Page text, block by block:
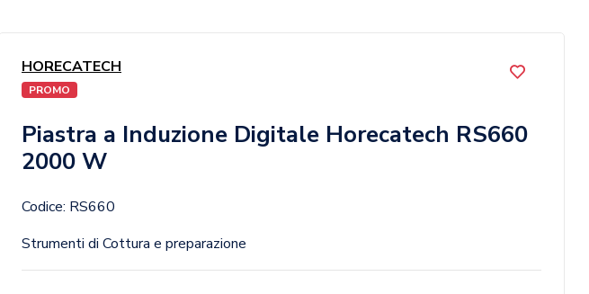
HORECATECH
PROMO
Piastra a Induzione Digitale Horecatech RS660
2000 W
Codice: RS660
Strumenti di Cottura e preparazione